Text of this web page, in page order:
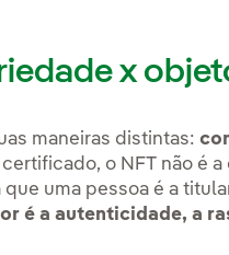
x
maneiras distintas:
certificado, o NFT não é
uma pessoa é a
é a autenticidade, a